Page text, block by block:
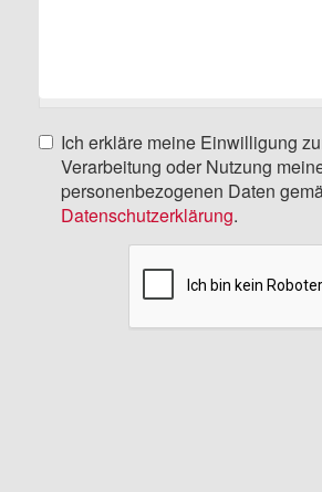
Ich erkläre meine Einwilligung
Verarbeitung oder Nutzung
personenbezogenen Daten
Datenschutzerklärung.